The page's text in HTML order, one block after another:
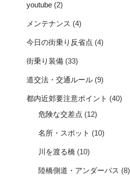
youtube (2)
メンテナンス (4)
今日の街乗り反省点 (4)
街乗り装備 (33)
道交法・交通ルール (9)
都内近郊要注意ポイント (40)
危険な交差点 (12)
名所・スポット (10)
川を渡る橋 (10)
陸橋側道・アンダーパス (8)